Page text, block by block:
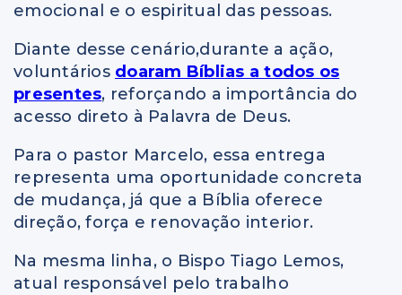
emocional e o espiritual das pessoas.
Diante desse cenário,durante a ação,
voluntários doaram Bíblias a todos os
presentes, reforçando a importância do
acesso direto à Palavra de Deus.
Para o pastor Marcelo, essa entrega
representa uma oportunidade concreta
de mudança, já que a Bíblia oferece
direção, força e renovação interior.
Na mesma linha, o Bispo Tiago Lemos,
atual responsável pelo trabalho